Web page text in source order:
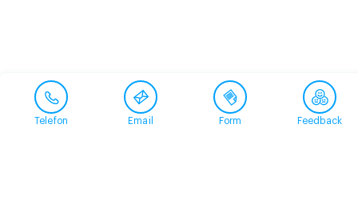
Telefon Email Form Feedback